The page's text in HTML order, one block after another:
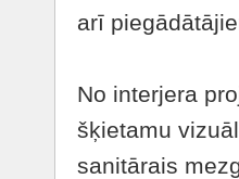
arī
No interjera
šķietamu
sanitārais